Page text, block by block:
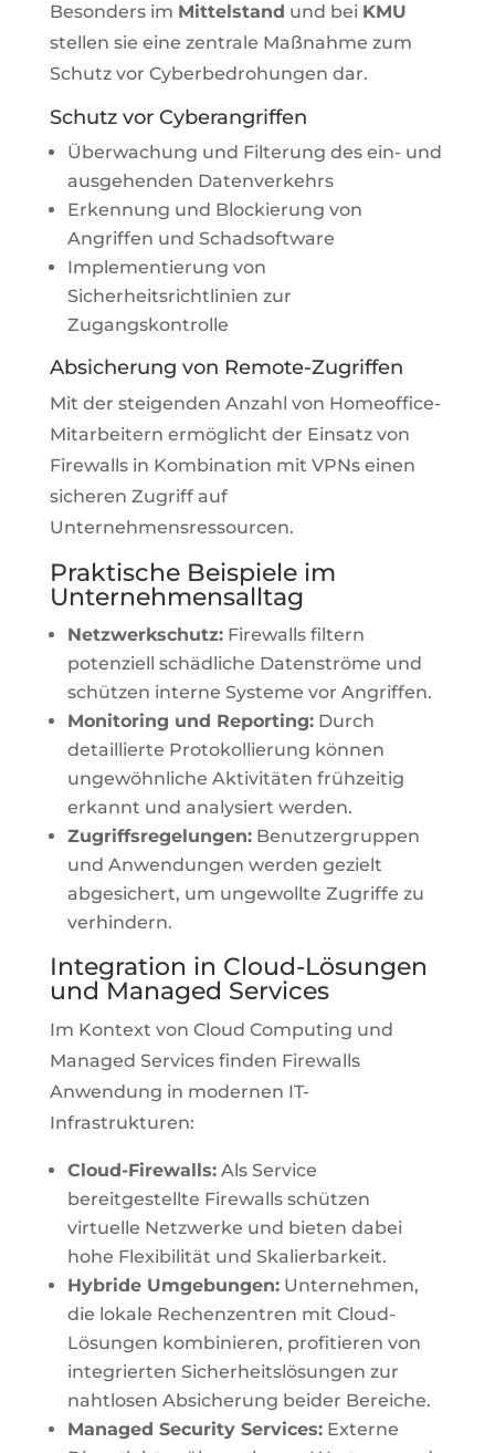
Besonders im Mittelstand und bei KMU
stellen sie eine zentrale Maßnahme zum
Schutz vor Cyberbedrohungen dar.
Schutz vor Cyberangriffen
Überwachung und Filterung des ein- und
ausgehenden Datenverkehrs
Erkennung und Blockierung von
Angriffen und Schadsoftware
Implementierung von
Sicherheitsrichtlinien zur
Zugangskontrolle
Absicherung von Remote-Zugriffen
Mit der steigenden Anzahl von Homeoffice-
Mitarbeitern ermöglicht der Einsatz von
Firewalls in Kombination mit VPNs einen
sicheren Zugriff auf
Unternehmensressourcen.
Praktische Beispiele im
Unternehmensalltag
Netzwerkschutz:Firewalls filtern
potenziell schädliche Datenströme und
schützen interne Systeme vor Angriffen.
Monitoring und Reporting:Durch
detaillierte Protokollierung können
ungewöhnliche Aktivitäten frühzeitig
erkannt und analysiert werden.
Zugriffsregelungen:Benutzergruppen
und Anwendungen werden gezielt
abgesichert, um ungewollte Zugriffe zu
verhindern.
Integration in Cloud-Lösungen
und Managed Services
Im Kontext von Cloud Computing und
Managed Services finden Firewalls
Anwendung in modernen IT-
Infrastrukturen:
Cloud-Firewalls:Als Service
bereitgestellte Firewalls schützen
virtuelle Netzwerke und bieten dabei
hohe Flexibilität und Skalierbarkeit.
Hybride Umgebungen:Unternehmen,
die lokale Rechenzentren mit Cloud-
Lösungen kombinieren, profitieren von
integrierten Sicherheitslösungen zur
nahtlosen Absicherung beider Bereiche.
Managed Security Services:Externe